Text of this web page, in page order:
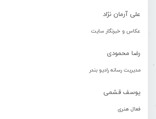
علی آرمان نژاد
عکاس و خبرنگار سایت
رضا محمودی
مدیریت رسانه رادیو بندر
یوسف قشمی
فعال هنری